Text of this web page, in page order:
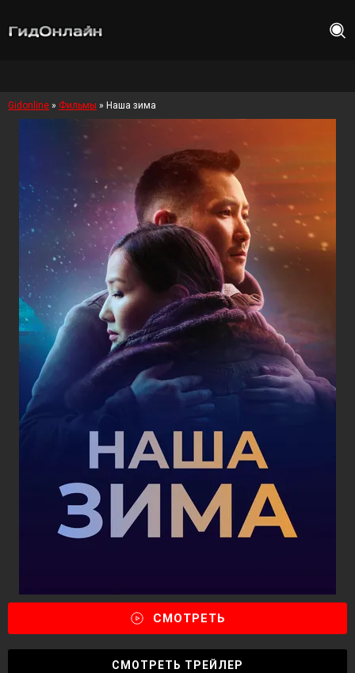
Gidonline » Фильмы » Наша зима
СМОТРЕТЬ
СМОТРЕТЬ ТРЕЙЛЕР